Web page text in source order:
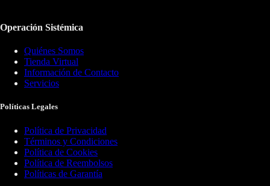
Operación Sistémica
Quiénes Somos
Tienda Virtual
Información de Contacto
Servicios
Políticas Legales
Política de Privacidad
Términos y Condiciones
Política de Cookies
Política de Reembolsos
Políticas de Garantía